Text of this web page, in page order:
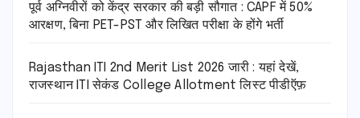
पूर्व अग्निवीरों को केंद्र सरकार की बड़ी सौगात : CAPF में 50%
आरक्षण, बिना PET-PST और लिखित परीक्षा के होंगे भर्ती
Rajasthan ITI 2nd Merit List 2026 जारी : यहां देखें,
राजस्थान ITI सेकंड College Allotment लिस्ट पीडीऍफ़